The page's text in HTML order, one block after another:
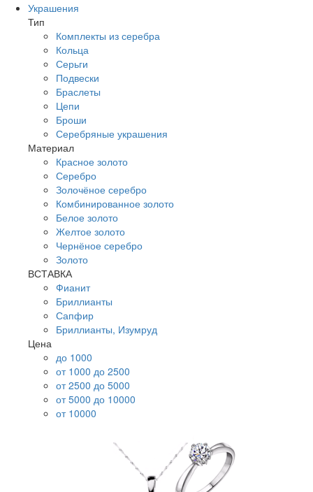
Украшения
Тип
Комплекты из серебра
Кольца
Серьги
Подвески
Браслеты
Цепи
Броши
Серебряные украшения
Материал
Красное золото
Серебро
Золочёное серебро
Комбинированное золото
Белое золото
Желтое золото
Чернёное серебро
Золото
ВСТАВКА
Фианит
Бриллианты
Сапфир
Бриллианты, Изумруд
Цена
до 1000
от 1000 до 2500
от 2500 до 5000
от 5000 до 10000
от 10000